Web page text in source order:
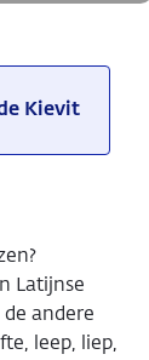
Kievit
Latijnse
andere
leep, liep,